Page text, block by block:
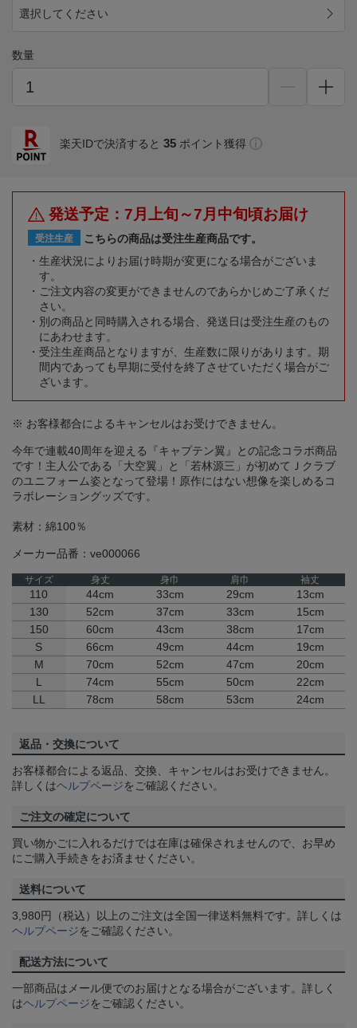
選択してください
数量
楽天IDで決済すると 35 ポイント獲得
発送予定：7月上旬～7月中旬頃お届け
受注生産
こちらの商品は受注生産商品です。
生産状況によりお届け時期が変更になる場合がございま
す。
ご注文内容の変更ができませんのであらかじめご了承くだ
さい。
別の商品と同時購入される場合、発送日は受注生産のもの
にあわせます。
受注生産商品となりますが、生産数に限りがあります。期
間内であっても早期に受付を終了させていただく場合がご
ざいます。
※ お客様都合によるキャンセルはお受けできません。
今年で連載40周年を迎える『キャプテン翼』との記念コラボ商品
です！主人公である「大空翼」と「若林源三」が初めてＪクラブ
のユニフォーム姿となって登場！原作にはない想像を楽しめるコ
ラボレーショングッズです。
素材：綿100％
メーカー品番：ve000066
サイズ 身丈 身巾 肩巾 袖丈
110 44cm 33cm 29cm
13cm
130
52cm 37cm 33cm
15cm
150
60cm 43cm 38cm
17cm
S
66cm 49cm 44cm
19cm
M
70cm 52cm 47cm
20cm
L
74cm 55cm 50cm
22cm
LL
78cm 58cm 53cm 24cm
返品・交換について
お客様都合による返品、交換、キャンセルはお受けできません。
詳しくはヘルプページをご確認ください。
ご注文の確定について
買い物かごに入れるだけでは在庫は確保されませんので、お早め
にご購入手続きをお済ませください。
送料について
3,980円（税込）以上のご注文は全国一律送料無料です。詳しくは
ヘルプページをご確認ください。
配送方法について
一部商品はメール便でのお届けとなる場合がございます。詳しく
はヘルプページをご確認ください。